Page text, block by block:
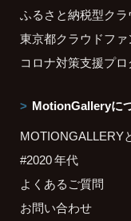
ふるさと納税型ク
東京都クラウドフ
コロナ対策支援プ
MotionGalleryに
MOTIONGALLERY
#2020 年代
よくあるご質問
お問い合わせ